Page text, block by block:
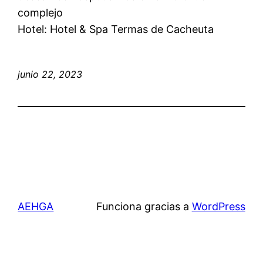
complejo
Hotel: Hotel & Spa Termas de Cacheuta
junio 22, 2023
AEHGA Funciona gracias a WordPress